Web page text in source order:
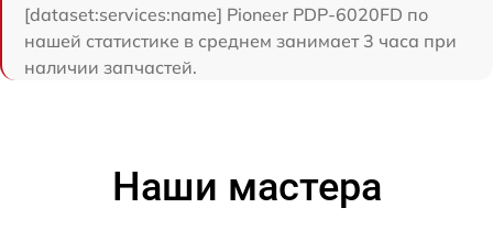
[dataset:services:name] Pioneer PDP-6020FD по
нашей статистике в среднем занимает 3 часа при
наличии запчастей.
Наши мастера